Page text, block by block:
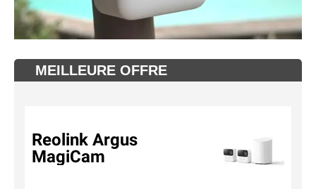
MEILLEURE OFFRE
Reolink Argus
MagiCam